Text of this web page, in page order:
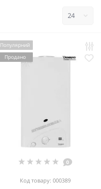
Популярний
Продано
0
Код товару: 000389